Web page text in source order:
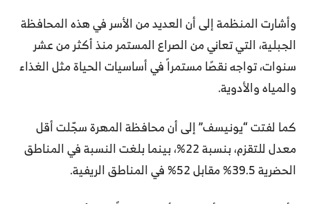
وأشارت المنظمة إلى أن العديد من الأسر في هذه المحافظة
الجبلية، التي تعاني من الصراع المستمر منذ أكثر من عشر
سنوات، تواجه نقصًا مستمراً في أساسيات الحياة مثل الغذاء
والمياه والأدوية.
كما لفتت “يونيسف” إلى أن محافظة المهرة سجّلت أقل
معدل للتقزم، بنسبة 22%، بينما بلغت النسبة في المناطق
الحضرية 39.5% مقابل 52% في المناطق الريفية.